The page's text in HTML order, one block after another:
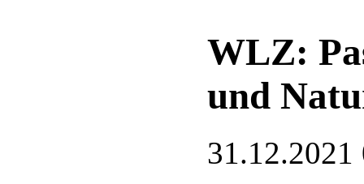
WLZ:
und
31.12.2021